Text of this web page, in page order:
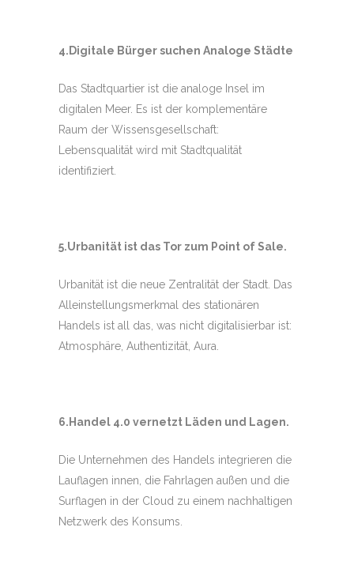
4.Digitale Bürger suchen Analoge Städte
Das Stadtquartier ist die analoge Insel im
digitalen Meer. Es ist der komplementäre
Raum der Wissensgesellschaft:
Lebensqualität wird mit Stadtqualität
identifiziert.
5.Urbanität ist das Tor zum Point of Sale.
Urbanität ist die neue Zentralität der Stadt. Das
Alleinstellungsmerkmal des stationären
Handels ist all das, was nicht digitalisierbar ist:
Atmosphäre, Authentizität, Aura.
6.Handel 4.0 vernetzt Läden und Lagen.
Die Unternehmen des Handels integrieren die
Lauflagen innen, die Fahrlagen außen und die
Surflagen in der Cloud zu einem nachhaltigen
Netzwerk des Konsums.